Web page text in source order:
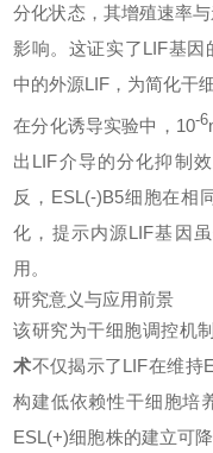
分化状态，其增殖速率
影响。这证实了LIF基
中的外源LIF，为简化干
在分化诱导实验中，10-6
出LIF介导的分化抑制
反，ESL(-)B5细胞在相
化，提示内源LIF基因
用。
研究意义与应用前景
该研究为干细胞调控机
术不仅揭示了LIF在维持
构建低依赖性干细胞培
ESL(+)细胞株的建立可